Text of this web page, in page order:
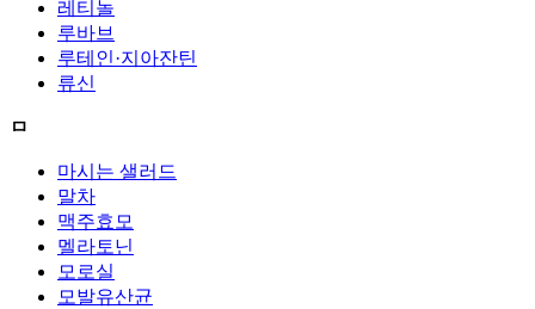
레티놀
루바브
루테인·지아잔틴
류신
ㅁ
마시는 샐러드
말차
맥주효모
멜라토닌
모로실
모발유산균